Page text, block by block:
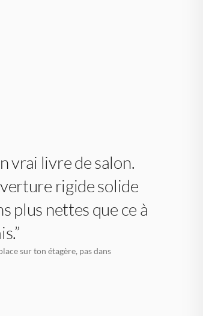
vrai livre de salon.
rigide solide
plus nettes que ce à
sur ton étagère, pas dans